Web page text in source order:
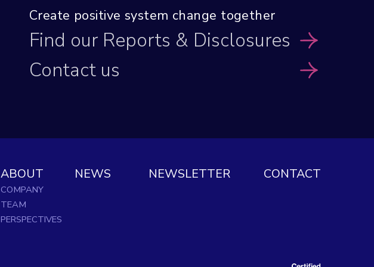
Create positive system change together
Find our Reports & Disclosures
Contact us
ABOUT
COMPANY
TEAM
PERSPECTIVES
NEWS NEWSLETTER CONTACT